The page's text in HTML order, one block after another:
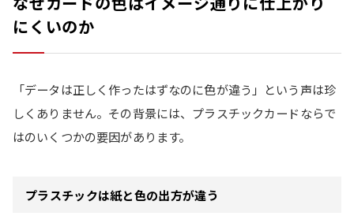
にくいのか
「データは正しく作ったはずなのに色が違う」という声は珍
しくありません。その背景には、プラスチックカードならで
はのいくつかの要因があります。
プラスチックは紙と色の出方が違う